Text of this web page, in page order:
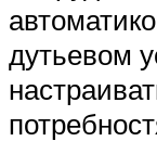
дутьевом